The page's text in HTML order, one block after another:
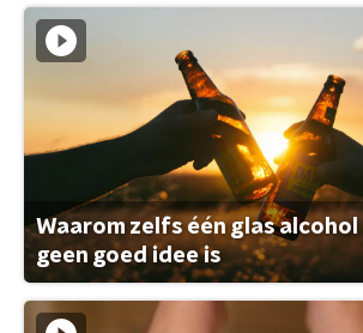
Waarom zelfs één glas
geen goed idee is